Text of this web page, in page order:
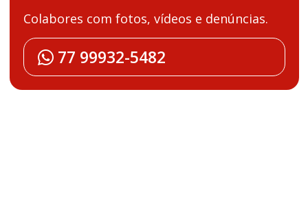
Colabores com fotos, vídeos e denúncias.
77 99932-5482